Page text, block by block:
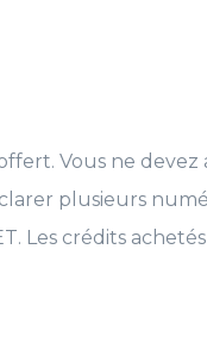
Vous ne devez
plusieurs
Les crédits